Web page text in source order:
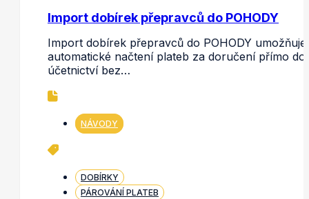
Import dobírek přepravců do POHODY
Import dobírek přepravců do POHODY umožňuje
automatické načtení plateb za doručení přímo do
účetnictví bez…
NÁVODY
DOBÍRKY
PÁROVÁNÍ PLATEB